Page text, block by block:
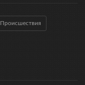
Происшествия